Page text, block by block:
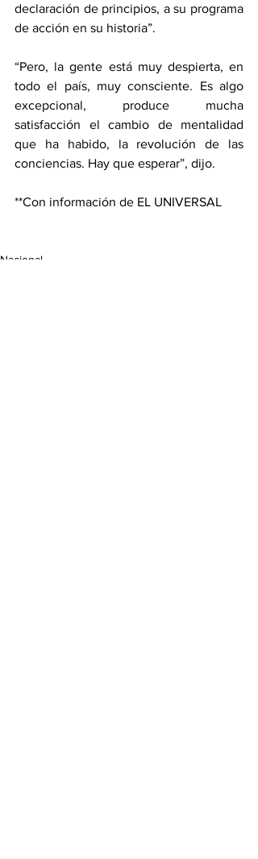
declaración de principios, a su programa
de acción en su historia”.
“Pero, la gente está muy despierta, en
todo el país, muy consciente. Es algo
excepcional, produce mucha
satisfacción el cambio de mentalidad
que ha habido, la revolución de las
conciencias. Hay que esperar”, dijo.
**Con información de EL UNIVERSAL
Nacional